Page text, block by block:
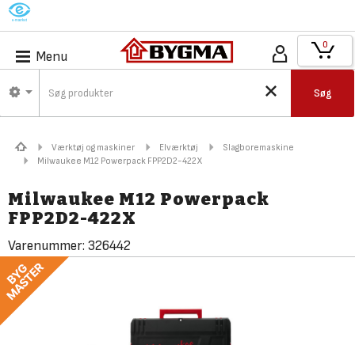
M
Menu
Søg
0
Værktøj og maskiner Elværktøj
Slagboremaskine
Milwaukee M12 Powerpack FPP2D2-422X
Milwaukee M12 Powerpack
FPP2D2-422X
Varenummer: 326442